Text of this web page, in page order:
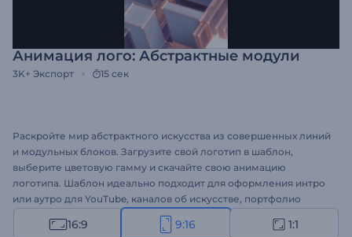
Анимация лого: Абстрактные модули
3K+ Экспорт 15 сек
Раскройте мир абстрактного искусства из совершенных линий
и модульных блоков. Загрузите свой логотип в шаблон,
выберите цветовую гамму и скачайте свою анимацию
логотипа. Шаблон идеально подходит для оформления интро
или аутро для YouTube, каналов об искусстве, портфолио
художника, дизайнера и многого другого. Начните свое
путешествие в мир искусства!
16:9 9:16 1:1